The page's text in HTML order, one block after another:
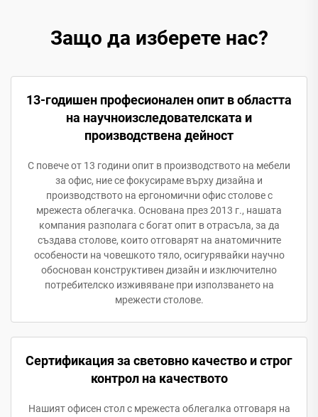
Защо да изберете нас?
13-годишен професионален опит в областта
на научноизследователската и
производствена дейност
С повече от 13 години опит в производството на мебели
за офис, ние се фокусираме върху дизайна и
производството на ергономични офис столове с
мрежеста облегачка. Основана през 2013 г., нашата
компания разполага с богат опит в отрасъла, за да
създава столове, които отговарят на анатомичните
особености на човешкото тяло, осигурявайки научно
обоснован конструктивен дизайн и изключително
потребителско изживяване при използването на
мрежести столове.
Сертификация за световно качество и строг
контрол на качеството
Нашият офисен стол с мрежеста облегалка отговаря на